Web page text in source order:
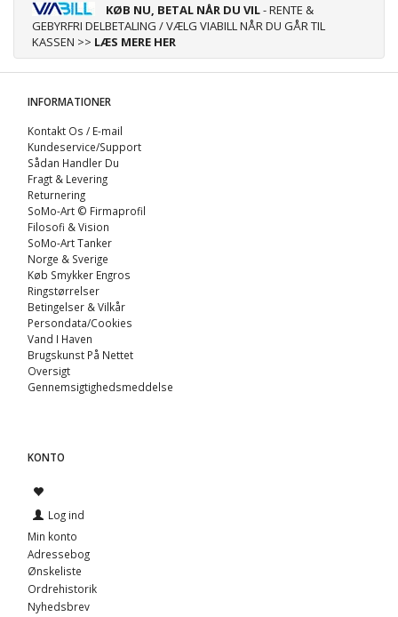
KØB NU, BETAL NÅR DU VIL- RENTE &
GEBYRFRI DELBETALING / VÆLG VIABILL NÅR DU GÅR TIL
KASSEN >> LÆS MERE HER
INFORMATIONER
Kontakt Os / E-mail
Kundeservice/Support
Sådan Handler Du
Fragt & Levering
Returnering
SoMo-Art © Firmaprofil
Filosofi & Vision
SoMo-Art Tanker
Norge & Sverige
Køb Smykker Engros
Ringstørrelser
Betingelser & Vilkår
Persondata/Cookies
Vand I Haven
Brugskunst På Nettet
Oversigt
Gennemsigtighedsmeddelse
KONTO
Log ind
Min konto
Adressebog
Ønskeliste
Ordrehistorik
Nyhedsbrev